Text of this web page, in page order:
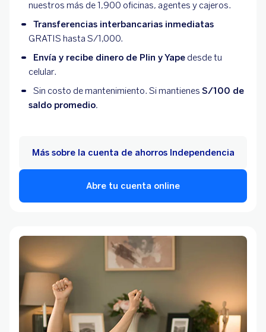
nuestros más de 1,900 oficinas, agentes y cajeros.
Transferencias interbancarias inmediatas
GRATIS hasta S/1,000.
Envía y recibe dinero de Plin y Yape desde tu
celular.
Sin costo de mantenimiento. Si mantienes S/100 de
saldo promedio.
Abre tu cuenta online
Más sobre la cuenta de ahorros Independencia